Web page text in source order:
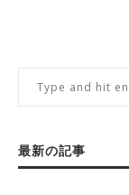
最新の記事